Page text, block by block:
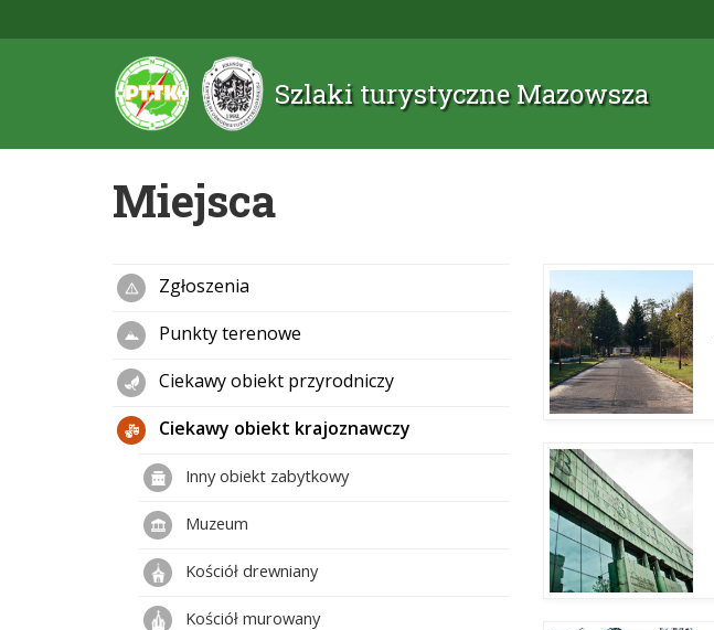
Szlaki turystyczne Mazowsza
Miejsca
Zgłoszenia
Punkty terenowe
Ciekawy obiekt przyrodniczy
Ciekawy obiekt krajoznawczy
Inny obiekt zabytkowy
Muzeum
Kościół drewniany
Kościół murowany